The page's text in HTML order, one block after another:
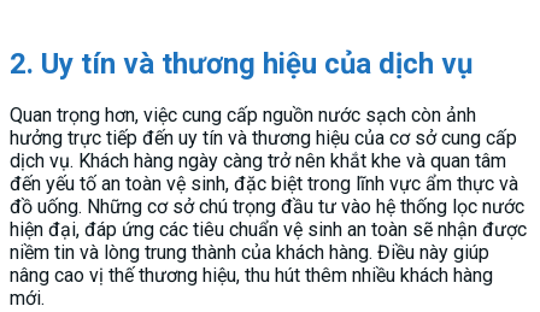
2. Uy tín và thương hiệu của dịch vụ
Quan trọng hơn, việc cung cấp nguồn nước sạch còn ảnh
hưởng trực tiếp đến uy tín và thương hiệu của cơ sở cung cấp
dịch vụ. Khách hàng ngày càng trở nên khắt khe và quan tâm
đến yếu tố an toàn vệ sinh, đặc biệt trong lĩnh vực ẩm thực và
đồ uống. Những cơ sở chú trọng đầu tư vào hệ thống lọc nước
hiện đại, đáp ứng các tiêu chuẩn vệ sinh an toàn sẽ nhận được
niềm tin và lòng trung thành của khách hàng. Điều này giúp
nâng cao vị thế thương hiệu, thu hút thêm nhiều khách hàng
mới.